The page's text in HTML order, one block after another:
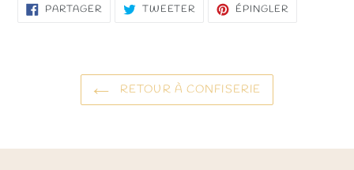
PARTAGERPARTAGER
SUR
TWEETER TWEETERÉPINGLER
RETOUR À CONFISERIE